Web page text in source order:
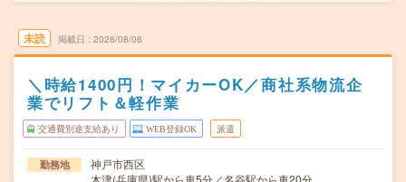
未読 掲載日 2026/08/06
＼時給1400円！マイカーOK／商社系物流企
業でリフト＆軽作業
交通費別途支給あり WEB登録OK 派遣
勤務地
神戸市西区
木津(兵庫県)駅から車5分／名谷駅から車20分